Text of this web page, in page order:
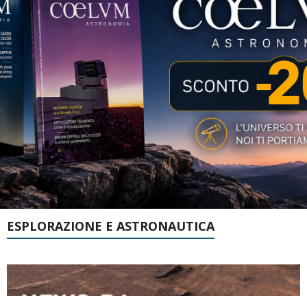
ESPLORAZIONE E ASTRONAUTICA